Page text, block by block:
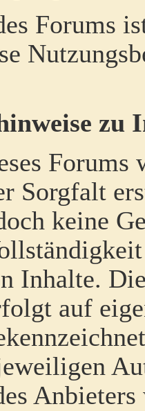
Forums
zu
Forums
Sorgfalt
keine
Inhalte.
auf
Anbieters